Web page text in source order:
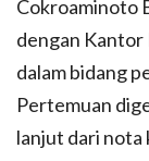
Cokroaminoto
dengan Kantor
dalam bidang
Pertemuan
lanjut dari nota